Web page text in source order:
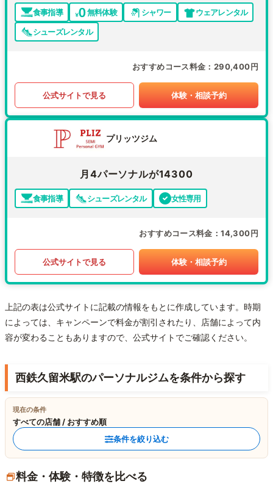
食事指導 無料体験 シャワー
ウェアレンタル
シューズレンタル
おすすめコース料金 290,400円
公式サイトで見る 体験・相談予約
プリッツジム
月4パーソナルが14300
食事指導 シューズレンタル 女性専用
おすすめコース料金 14,300円
公式サイトで見る 体験・相談予約
上記の表は公式サイトに記載の情報をもとに作成しています。時期
によっては、キャンペーンで料金が割引されたり、店舗によって内
容が変わることもありますので、公式サイトでご確認ください。
西鉄久留米駅のパーソナルジムを条件から探す
現在の条件
すべての店舗 / おすすめ順
条件を絞り込む
料金・体験・特徴を比べる